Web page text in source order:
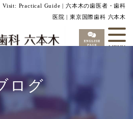
Practical Guide | 六本木の歯医者・歯科
医院 | 東京国際歯科 六本木
ログ